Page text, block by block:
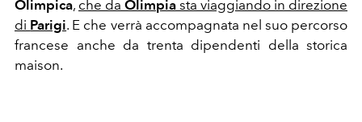
Olimpica, che da Olimpia sta viaggiando in direzione
di Parigi. E che verrà accompagnata nel suo percorso
francese anche da trenta dipendenti della storica
maison.